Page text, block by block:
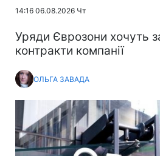
14:16 06.08.2026 Чт
Уряди Єврозони хочуть
контракти компанії
ОЛЬГА ЗАВАДА